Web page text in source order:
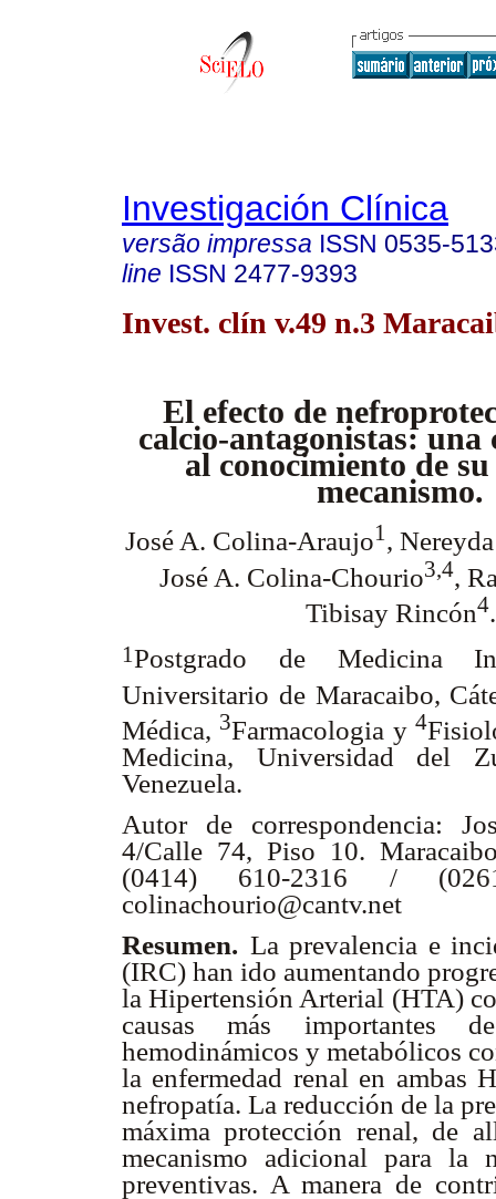
Investigación Clínica
versão impressa ISSN 0535-
line ISSN 2477-9393
Invest. clín v.49 n.3
El efecto de
calcio-antagonistas:
al conocimiento de
mecanismo.
José A. Colina-Araujo1 ,
José A. Colina-Chourio3,4,
Tibisay Rincón4
1Postgrado de Medicina
Universitario de Maracaibo,
Médica, 3Farmacologia y4
Medicina, Universidad del
Venezuela.
Autor de correspondencia:
4/Calle 74, Piso 10.
(0414) 610-2316 /
colinachourio@cantv.net
Resumen. La prevalencia e
(IRC) han ido aumentando
la Hipertensión Arterial (HTA)
causas más importantes
hemodinámicos y metabólicos
la enfermedad renal en ambas
nefropatía. La reducción de la
máxima protección renal, de
mecanismo adicional para la
preventivas. A manera de